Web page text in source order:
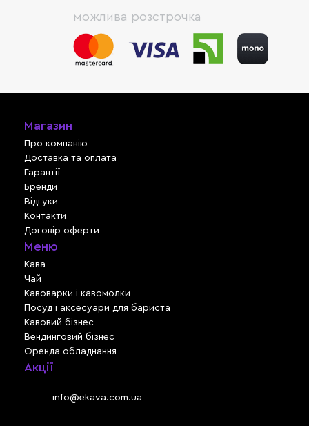
можлива розстрочка
Магазин
Про компанію
Доставка та оплата
Гарантії
Бренди
Відгуки
Контакти
Договір оферти
Меню
Кава
Чай
Кавоварки і кавомолки
Посуд і аксесуари для бариста
Кавовий бізнес
Вендинговий бізнес
Оренда обладнання
Акції
info@ekava.com.ua